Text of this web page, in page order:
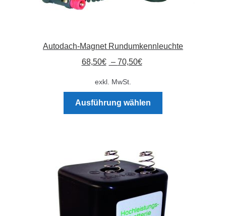
Autodach-Magnet Rundumkennleuchte
68,50€ – 70,50€
exkl. MwSt.
Ausführung wählen
Die
Optionen
können
auf